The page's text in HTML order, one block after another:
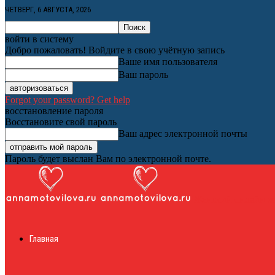
ЧЕТВЕРГ, 6 АВГУСТА, 2026
войти в систему
Добро пожаловать! Войдите в свою учётную запись
Ваше имя пользователя
Ваш пароль
Forgot your password? Get help
восстановление пароля
Восстановите свой пароль
Ваш адрес электронной почты
Пароль будет выслан Вам по электронной почте.
Главная